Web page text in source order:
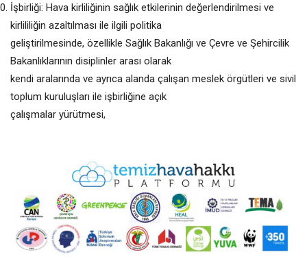
İşbirliği: Hava kirliliğinin sağlık etkilerinin değerlendirilmesi ve
kirlililiğin azaltılması ile ilgili politika
geliştirilmesinde, özellikle Sağlık Bakanlığı ve Çevre ve Şehircilik
Bakanlıklarının disiplinler arası olarak
kendi aralarında ve ayrıca alanda çalışan meslek örgütleri ve sivil
toplum kuruluşları ile işbirliğine açık
çalışmalar yürütmesi,